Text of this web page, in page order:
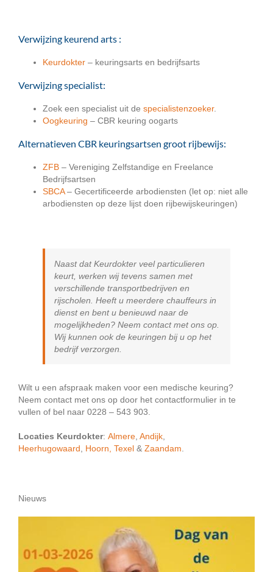
Verwijzing keurend arts :
Keurdokter – keuringsarts en bedrijfsarts
Verwijzing specialist:
Zoek een specialist uit de specialistenzoeker.
Oogkeuring – CBR keuring oogarts
Alternatieven CBR keuringsartsen groot rijbewijs:
ZFB – Vereniging Zelfstandige en Freelance
Bedrijfsartsen
SBCA– Gecertificeerde arbodiensten (let op: niet alle
arbodiensten op deze lijst doen rijbewijskeuringen)
Naast dat Keurdokter veel particulieren
keurt, werken wij tevens samen met
verschillende transportbedrijven en
rijscholen. Heeft u meerdere chauffeurs in
dienst en bent u benieuwd naar de
mogelijkheden? Neem contact met ons op.
Wij kunnen ook de keuringen bij u op het
bedrijf verzorgen.
Wilt u een afspraak maken voor een medische keuring?
Neem contact met ons op door het contactformulier in te
vullen of bel naar 0228 – 543 903.
Locaties Keurdokter: Almere, Andijk,
Heerhugowaard, Hoorn, Texel & Zaandam.
Nieuws